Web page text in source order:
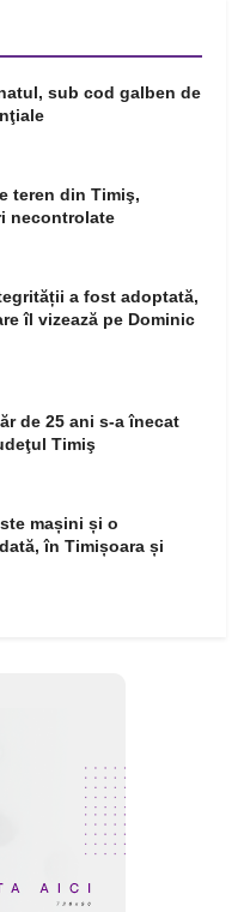
sub cod galben de
teren din Timiş,
necontrolate
a fost adoptată,
îl vizează pe Dominic
de 25 ani s-a înecat
Timiş
mașini și o
în Timișoara și